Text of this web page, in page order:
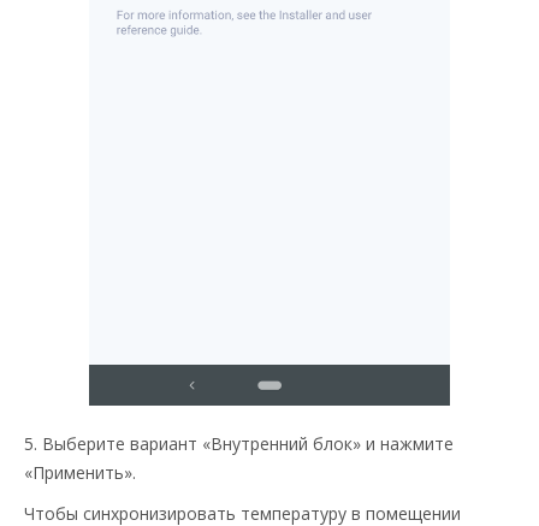
5. Выберите вариант «Внутренний блок» и нажмите
«Применить».
Чтобы синхронизировать температуру в помещении